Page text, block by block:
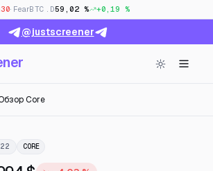
30· FearBTC.D59,02 % +0,19 %
@justscreener
Core
открытый интерес и
CORE